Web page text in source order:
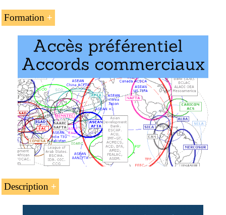
Formation
L’unité d’enseignement « L’accord de libre-échange
Thaïlande - Nouvelle-Zélande» fait partie des
programmes de l’EENI Global Business School :
Masters (MIB) : affaires internationales ,commerce
international
Langues : New Zealand-Thailand
Nueva
Zelanda-Tailandia.
Description